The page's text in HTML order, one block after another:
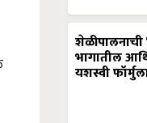
शेळीपालनाची
भागातील
यशस्वी